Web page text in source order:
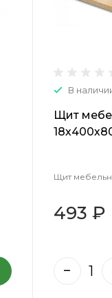
В
Щит
Щит
493 ₽